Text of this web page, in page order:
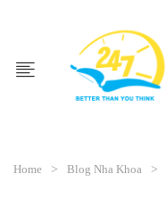
Home Blog Nha Khoa